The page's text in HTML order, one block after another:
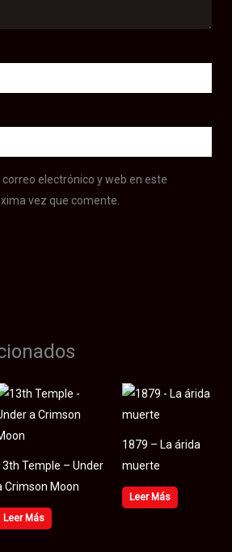
electrónico y web en este
vez que comente.
Temple – Under
Crimson Moon
Leer Más
1879 – La árida
muerte
Leer Más